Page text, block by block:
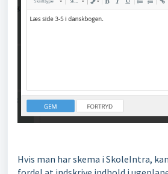
Hvis man har skema i SkoleIntra,